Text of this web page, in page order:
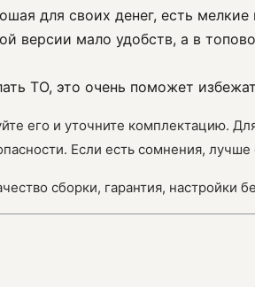
для своих денег, есть мелкие
версии мало удобств, а в
ТО, это очень поможет
его и уточните комплектацию.
Если есть сомнения, лучше
сборки, гарантия,